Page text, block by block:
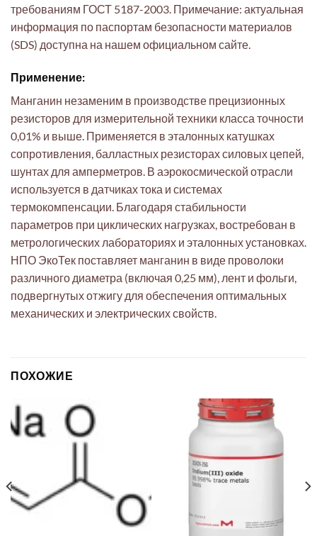
требованиям ГОСТ 5187-2003. Примечание: актуальная
информация по паспортам безопасности материалов
(SDS) доступна на нашем официальном сайте.
Применение:
Манганин незаменим в производстве прецизионных
резисторов для измерительной техники класса точности
0,01% и выше. Применяется в эталонных катушках
сопротивления, балластных резисторах силовых цепей,
шунтах для амперметров. В аэрокосмической отрасли
используется в датчиках тока и системах
термокомпенсации. Благодаря стабильности
параметров при циклических нагрузках, востребован в
метрологических лабораториях и эталонных установках.
НПО ЭкоТек поставляет манганин в виде проволоки
различного диаметра (включая 0,25 мм), лент и фольги,
подвергнутых отжигу для обеспечения оптимальных
механических и электрических свойств.
ПОХОЖИЕ